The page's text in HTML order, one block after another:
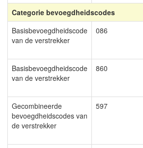
Categorie bevoegdheidscodes
Basisbevoegdheidscode
van de verstrekker
086
Basisbevoegdheidscode
van de verstrekker
860
Gecombineerde
bevoegdheidscodes van
de verstrekker
597